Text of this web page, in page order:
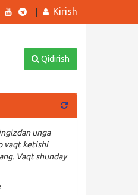
Kirish
Qidirish
unga
vaqt ketishi
Vaqt shunday